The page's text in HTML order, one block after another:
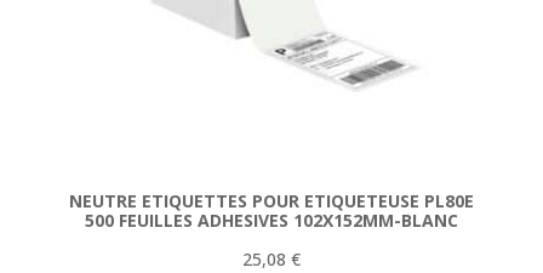
NEUTRE ETIQUETTES POUR ETIQUETEUSE PL80E
500 FEUILLES ADHESIVES 102X152MM-BLANC
25,08 €